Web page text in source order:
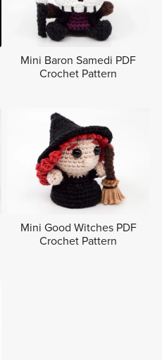
Mini Baron Samedi PDF
Crochet Pattern
Mini Good Witches PDF
Crochet Pattern